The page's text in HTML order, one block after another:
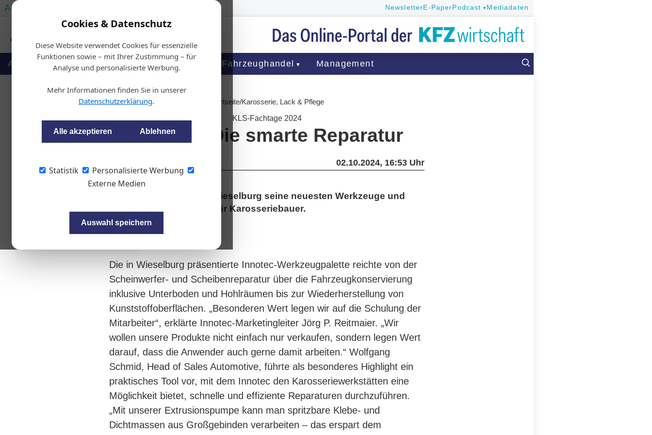
Cookies & Datenschutz
Diese Website verwendet Cookies für essenzielle
Funktionen sowie – mit Ihrer Zustimmung – für
Analyse und personalisierte Werbung.
Mehr Informationen finden Sie in unserer
Datenschutzerklärung.
Alle akzeptieren Ablehnen
Statistik
Personalisierte Werbung
Externe Medien
Auswahl speichern
AUTOMOTIVE SERVICES NewsletterE-PaperPodcast Mediadaten
Auto & Politik Ausbildung Werkstatt Fahrzeughandel Management
Startseite/Karosserie, Lack & Pflege
KLS-Fachtage 2024
Innotec: Die smarte Reparatur
02.10.2024, 16:53 Uhr
Innotec präsentierte in Wieselburg seine neuesten Werkzeuge und
interessante Lösungen für Karosseriebauer.
Die in Wieselburg präsentierte Innotec-Werkzeugpalette reichte von der
Scheinwerfer- und Scheibenreparatur über die Fahrzeugkonservierung
inklusive Unterboden und Hohlräumen bis zur Wiederherstellung von
Kunststoffoberflächen. „Besonderen Wert legen wir auf die Schulung der
Mitarbeiter“, erklärte Innotec-Marketingleiter Jörg P. Reitmaier. „Wir
wollen unsere Produkte nicht einfach nur verkaufen, sondern legen Wert
darauf, dass die Anwender auch gerne damit arbeiten.“ Wolfgang
Schmid, Head of Sales Automotive, führte als besonderes Highlight ein
praktisches Tool vor, mit dem Innotec den Karosseriewerkstätten eine
Möglichkeit bietet, schnelle und effiziente Reparaturen durchzuführen.
„Mit unserer Extrusionspumpe kann man spritzbare Klebe- und
Dichtmassen aus Großgebinden verarbeiten – das erspart dem